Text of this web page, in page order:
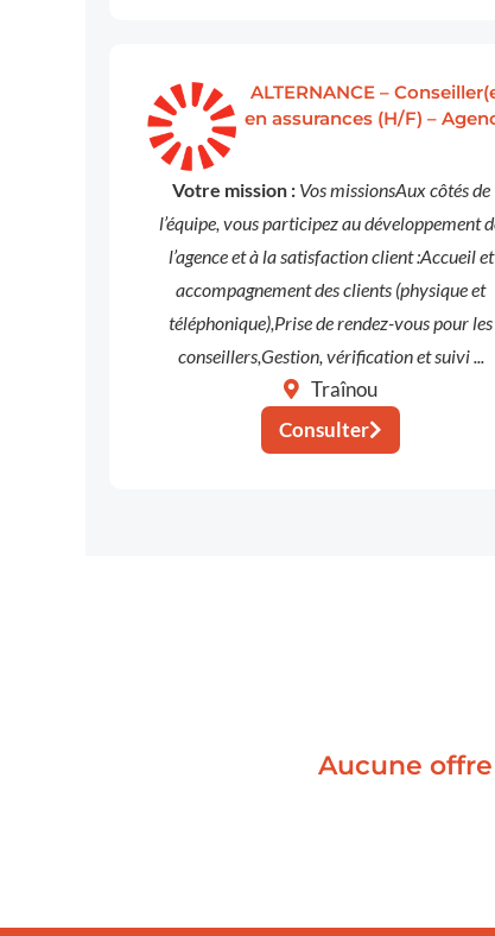
ALTERNANCE –
en assurances (H/F) –
Votre mission : Vos missionsAux côtés de
l’équipe, vous participez au développement
l’agence et à la satisfaction client :Accueil et
accompagnement des clients (physique et
téléphonique),Prise de rendez-vous pour les
conseillers,Gestion, vérification et suivi ...
Traînou
Consulter
Aucune